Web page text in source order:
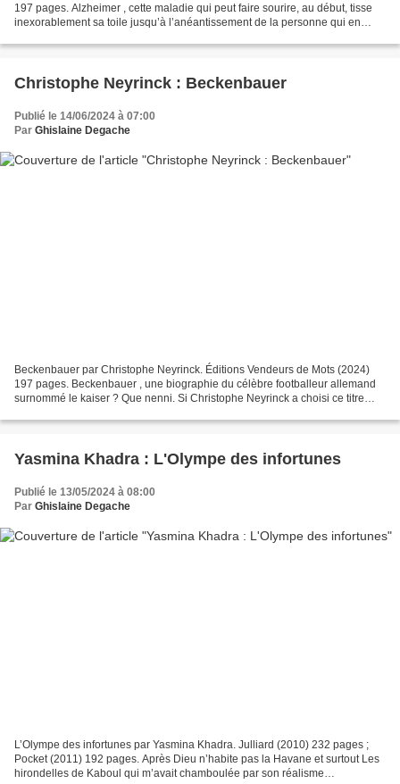
197 pages. Alzheimer , cette maladie qui peut faire sourire, au début, tisse
inexorablement sa toile jusqu’à l’anéantissement de la personne qui en
Christophe Neyrinck : Beckenbauer
Publié le 14/06/2024 à 07:00
Par Ghislaine Degache
Beckenbauer par Christophe Neyrinck. Éditions Vendeurs de Mots (2024)
197 pages. Beckenbauer , une biographie du célèbre footballeur allemand
surnommé le kaiser ? Que nenni. Si Christophe Neyrinck a choisi ce titre
Yasmina Khadra : L'Olympe des infortunes
Publié le 13/05/2024 à 08:00
Par Ghislaine Degache
L’Olympe des infortunes par Yasmina Khadra. Julliard (2010) 232 pages ;
Pocket (2011) 192 pages. Après Dieu n’habite pas la Havane et surtout Les
hirondelles de Kaboul qui m’avait chamboulée par son réalisme